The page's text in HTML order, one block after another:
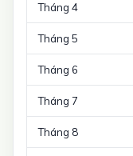
Tháng 4
Tháng 5
Tháng 6
Tháng 7
Tháng 8